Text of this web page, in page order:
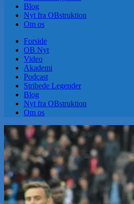
Blog
Nyt fra OBstruktion
Om os
Forside
OB Nyt
Video
Akademi
Podcast
Stribede Legender
Blog
Nyt fra OBstruktion
Om os